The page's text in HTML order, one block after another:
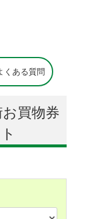
くある質問
買物券